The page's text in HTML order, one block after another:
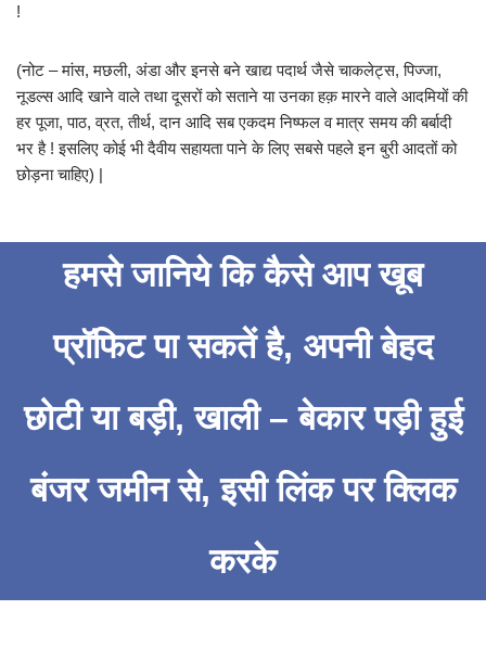
!
(नोट – मांस, मछली, अंडा और इनसे बने खाद्य पदार्थ जैसे चाकलेट्स, पिज्जा,
नूडल्स आदि खाने वाले तथा दूसरों को सताने या उनका हक़ मारने वाले आदमियों की
हर पूजा, पाठ, व्रत, तीर्थ, दान आदि सब एकदम निष्फल व मात्र समय की बर्बादी
भर है ! इसलिए कोई भी दैवीय सहायता पाने के लिए सबसे पहले इन बुरी आदतों को
छोड़ना चाहिए) |
हमसे जानिये कि कैसे आप खूब
प्रॉफिट पा सकतें है, अपनी बेहद
छोटी या बड़ी, खाली – बेकार पड़ी हुई
बंजर जमीन से, इसी लिंक पर क्लिक
करके